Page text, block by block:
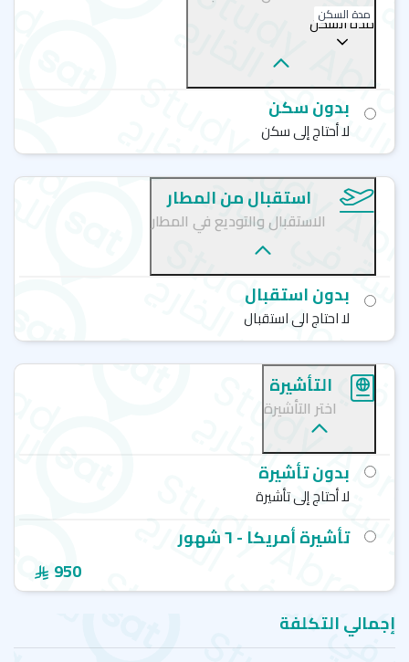
مدة السكن
مدة السكن
بدون سكن
لا أحتاج إلى سكن
استقبال من المطار
الاستقبال والتوديع في المطار
بدون استقبال
لا احتاج الى استقبال
التأشيرة
اختر التأشيرة
بدون تأشيرة
لا أحتاج إلى تأشيرة
تأشيرة أمريكا - ٦ شهور
950
إجمالي التكلفة